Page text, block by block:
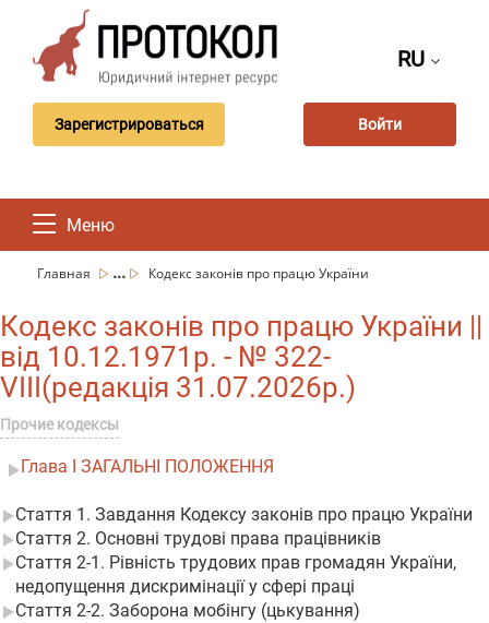
RU
Зарегистрироваться Войти
Меню
Главная ... Кодекс законів про працю України
Кодекс законів про працю України ||
від 10.12.1971р. - № 322-
VIII(редакція 31.07.2026р.)
Прочие кодексы
Глава I ЗАГАЛЬНІ ПОЛОЖЕННЯ
Стаття 1. Завдання Кодексу законів про працю України
Стаття 2. Основні трудові права працівників
Стаття 2-1. Рівність трудових прав громадян України,
недопущення дискримінації у сфері праці
Стаття 2-2. Заборона мобінгу (цькування)